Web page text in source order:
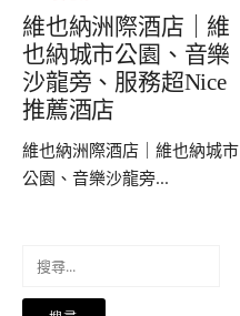
維也納洲際酒店｜維
也納城市公園、音樂
沙龍旁、服務超Nice
推薦酒店
維也納洲際酒店｜維也納城市
公園、音樂沙龍旁...
關